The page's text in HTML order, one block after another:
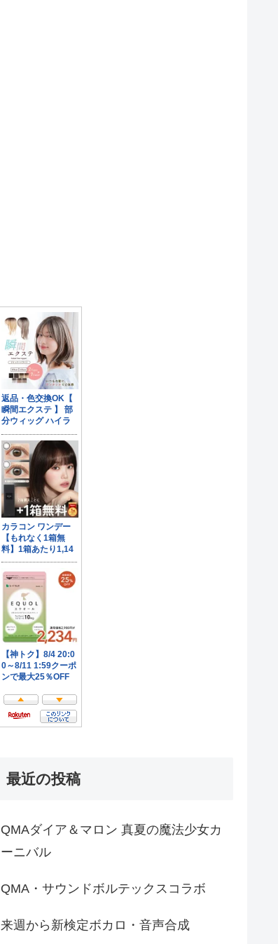
最近の投稿
QMAダイア＆マロン 真夏の魔法少女カ
ーニバル
QMA・サウンドボルテックスコラボ
来週から新検定ボカロ・音声合成